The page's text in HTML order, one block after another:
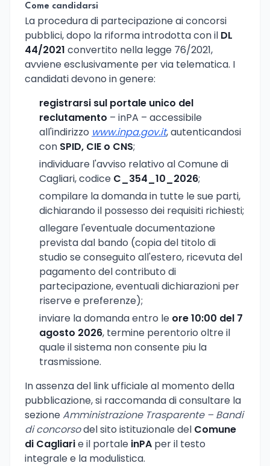
Come candidarsi
La procedura di partecipazione ai concorsi
pubblici, dopo la riforma introdotta con il DL
44/2021 convertito nella legge 76/2021,
avviene esclusivamente per via telematica. I
candidati devono in genere:
registrarsi sul portale unico del
reclutamento – inPA – accessibile
all'indirizzo www.inpa.gov.it, autenticandosi
con SPID, CIE o CNS;
individuare l'avviso relativo al Comune di
Cagliari, codice C_354_10_2026;
compilare la domanda in tutte le sue parti,
dichiarando il possesso dei requisiti richiesti;
allegare l'eventuale documentazione
prevista dal bando (copia del titolo di
studio se conseguito all'estero, ricevuta del
pagamento del contributo di
partecipazione, eventuali dichiarazioni per
riserve e preferenze);
inviare la domanda entro le ore 10:00 del 7
agosto 2026, termine perentorio oltre il
quale il sistema non consente piu la
trasmissione.
In assenza del link ufficiale al momento della
pubblicazione, si raccomanda di consultare la
sezioneAmministrazione Trasparente – Bandi
di concorsodel sito istituzionale del Comune
di Cagliarie il portale inPA per il testo
integrale e la modulistica.